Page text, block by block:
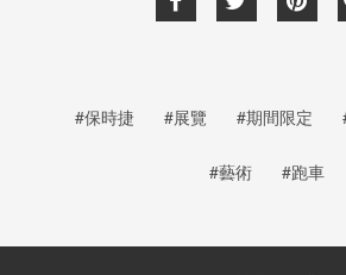
#保時捷 #展覽 #期間限定
#藝術 #跑車